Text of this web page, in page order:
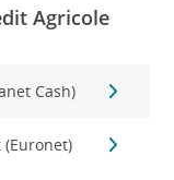
Agricole
Cash)
(Euronet)